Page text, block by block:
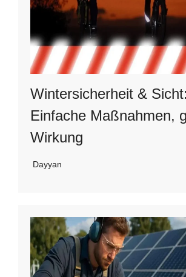
Wintersicherheit & Sicht:
Einfache Maßnahmen,
Wirkung
Dayyan